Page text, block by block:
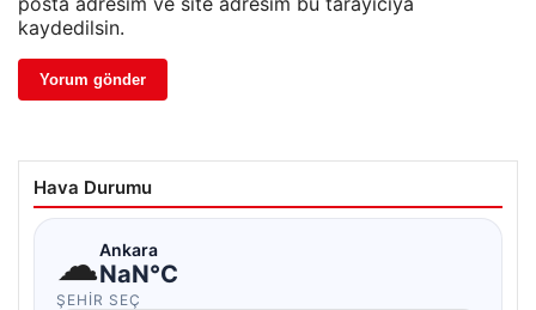
kaydedilsin.
Hava Durumu
☁Ankara
NaN°C
ŞEHIR SEÇ